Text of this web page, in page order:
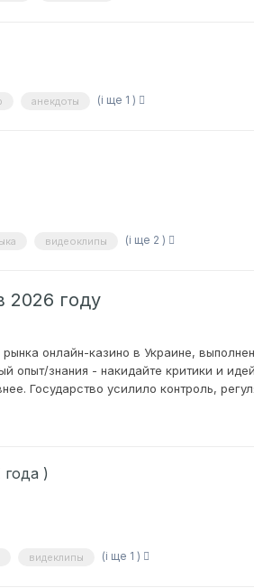
анекдоты (і ще 1 )
видеоклипы (і ще 2 )
2026 году
онлайн-казино в Украине,
опыт/знания - накидайте критики и
Государство усилило контроль,
)
видеклипы (і ще 1 )